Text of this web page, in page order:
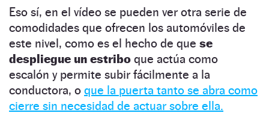
Eso sí, en el vídeo se pueden ver otra serie de
comodidades que ofrecen los automóviles de
este nivel, como es el hecho de que se
despliegue un estribo que actúa como
escalón y permite subir fácilmente a la
conductora, o que la puerta tanto se abra como
cierre sin necesidad de actuar sobre ella.